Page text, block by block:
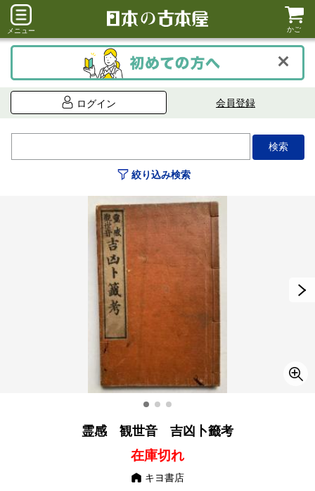
メニュー かご
ログイン 会員登録
絞り込み検索
霊感 観世音 吉凶卜籤考
在庫切れ
キヨ書店